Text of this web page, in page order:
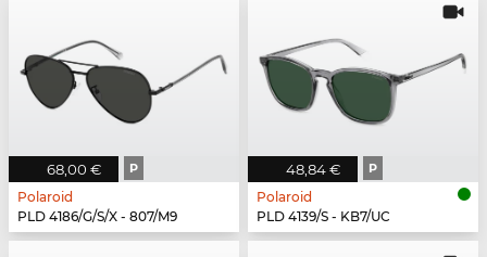
68,00 € P
Polaroid
PLD 4186/G/S/X - 807/M9
48,84 € P
Polaroid
PLD 4139/S - KB7/UC